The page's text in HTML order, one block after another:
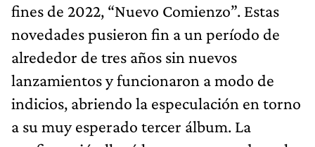
fines de 2022, “Nuevo Comienzo”. Estas
novedades pusieron fin a un período de
alrededor de tres años sin nuevos
lanzamientos y funcionaron a modo de
indicios, abriendo la especulación en torno
a su muy esperado tercer álbum. La